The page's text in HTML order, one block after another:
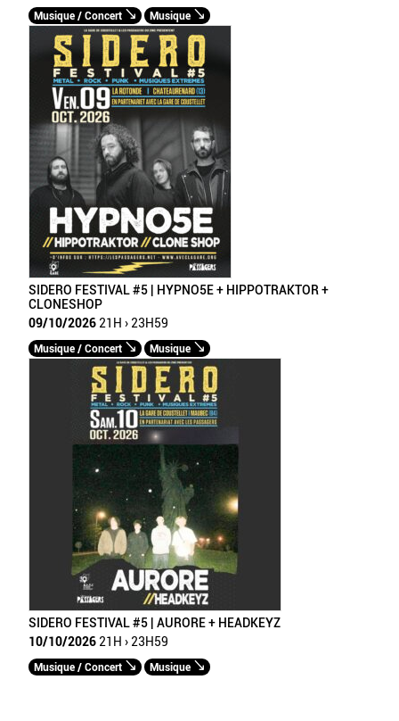
Musique / Concert Musique
SIDERO FESTIVAL #5 | HYPNO5E + HIPPOTRAKTOR +
CLONESHOP
09/10/2026 21H › 23H59
Musique / Concert Musique
SIDERO FESTIVAL #5 | AURORE + HEADKEYZ
10/10/2026 21H › 23H59
Musique / Concert Musique